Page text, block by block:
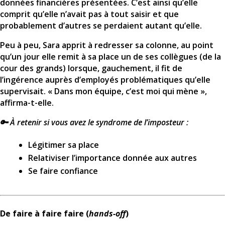
données financières présentées. C’est ainsi qu’elle
comprit qu’elle n’avait pas à tout saisir et que
probablement d’autres se perdaient autant qu’elle.
Peu à peu, Sara apprit à redresser sa colonne, au point
qu’un jour elle remit à sa place un de ses collègues (de la
cour des grands) lorsque, gauchement, il fit de
l’ingérence auprès d’employés problématiques qu’elle
supervisait. « Dans mon équipe, c’est moi qui mène »,
affirma-t-elle.
🔑 À retenir si vous avez le syndrome de l’imposteur :
Légitimer sa place
Relativiser l’importance donnée aux autres
Se faire confiance
De faire à faire faire (hands-off)